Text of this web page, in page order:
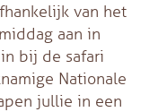
van het
aan in
bij de safari
Nationale
jullie in een